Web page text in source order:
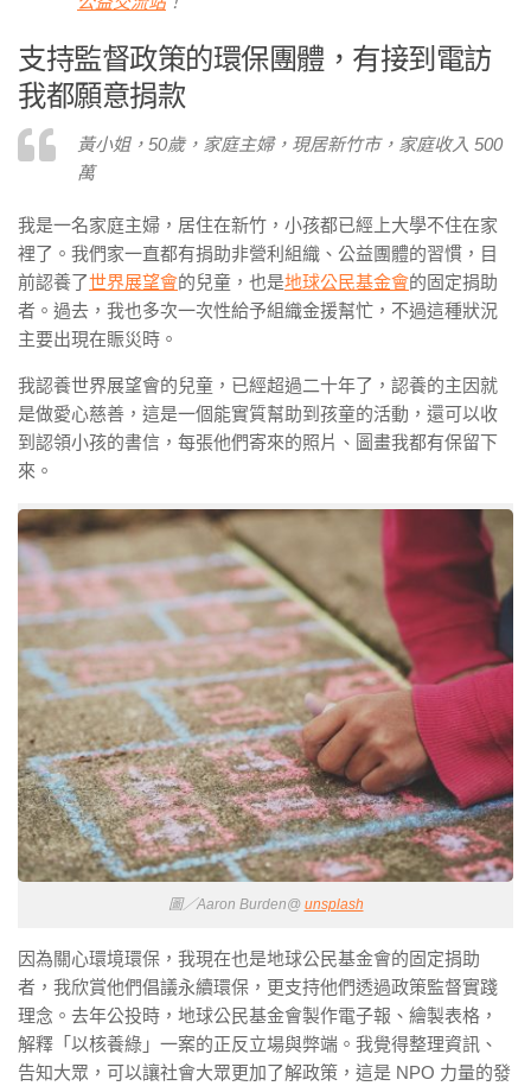
支持監督政策的環保團體，有接到電訪
我都願意捐款
黃小姐，50歲，家庭主婦，現居新竹市，家庭收入 500
萬
我是一名家庭主婦，居住在新竹，小孩都已經上大學不住在家
裡了。我們家一直都有捐助非營利組織、公益團體的習慣，目
前認養了世界展望會的兒童，也是地球公民基金會的固定捐助
者。過去，我也多次一次性給予組織金援幫忙，不過這種狀況
主要出現在賑災時。
我認養世界展望會的兒童，已經超過二十年了，認養的主因就
是做愛心慈善，這是一個能實質幫助到孩童的活動，還可以收
到認領小孩的書信，每張他們寄來的照片、圖畫我都有保留下
來。
圖／Aaron Burden@ unsplash
因為關心環境環保，我現在也是地球公民基金會的固定捐助
者，我欣賞他們倡議永續環保，更支持他們透過政策監督實踐
理念。去年公投時，地球公民基金會製作電子報、繪製表格，
解釋「以核養綠」一案的正反立場與弊端。我覺得整理資訊、
告知大眾，可以讓社會大眾更加了解政策，這是 NPO 力量的發